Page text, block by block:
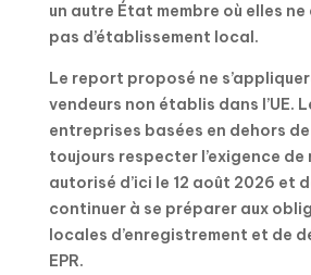
un autre État membre où elles
pas d’établissement local.
Le report proposé ne
vendeurs non établis dans l’UE.
entreprises basées en dehors de
toujours respecter l’exigence
autorisé d’ici le 12 août 2026 et
continuer à se préparer aux
locales d’enregistrement et de
EPR.